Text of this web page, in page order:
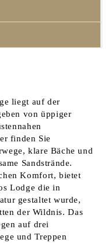
liegt auf der
von üppiger
finden Sie
klare Bäche und
Sandstrände.
Komfort, bietet
Lodge die in
gestaltet wurde,
der Wildnis. Das
auf drei
und Treppen